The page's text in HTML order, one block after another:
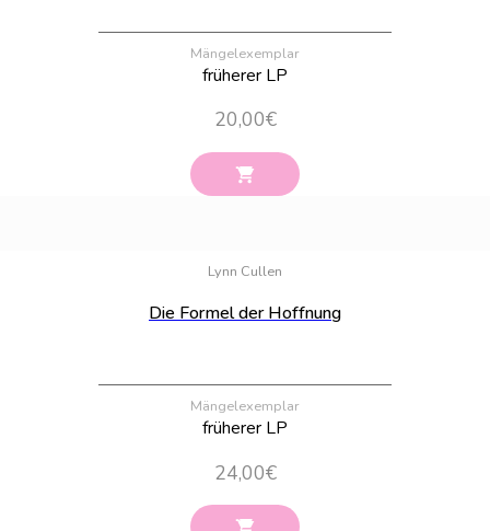
Mängelexemplar
früherer LP
20,00€
Lynn Cullen
Die Formel der Hoffnung
Mängelexemplar
früherer LP
24,00€